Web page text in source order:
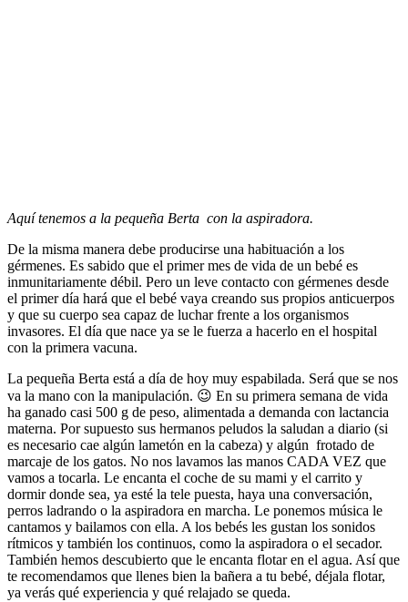
Aquí tenemos a la pequeña Berta con la aspiradora.
De la misma manera debe producirse una habituación a los
gérmenes. Es sabido que el primer mes de vida de un bebé es
inmunitariamente débil. Pero un leve contacto con gérmenes desde
el primer día hará que el bebé vaya creando sus propios anticuerpos
y que su cuerpo sea capaz de luchar frente a los organismos
invasores. El día que nace ya se le fuerza a hacerlo en el hospital
con la primera vacuna.
La pequeña Berta está a día de hoy muy espabilada. Será que se nos
va la mano con la manipulación. 😉 En su primera semana de vida
ha ganado casi 500 g de peso, alimentada a demanda con lactancia
materna. Por supuesto sus hermanos peludos la saludan a diario (si
es necesario cae algún lametón en la cabeza) y algún frotado de
marcaje de los gatos. No nos lavamos las manos CADA VEZ que
vamos a tocarla. Le encanta el coche de su mami y el carrito y
dormir donde sea, ya esté la tele puesta, haya una conversación,
perros ladrando o la aspiradora en marcha. Le ponemos música le
cantamos y bailamos con ella. A los bebés les gustan los sonidos
rítmicos y también los continuos, como la aspiradora o el secador.
También hemos descubierto que le encanta flotar en el agua. Así que
te recomendamos que llenes bien la bañera a tu bebé, déjala flotar,
ya verás qué experiencia y qué relajado se queda.